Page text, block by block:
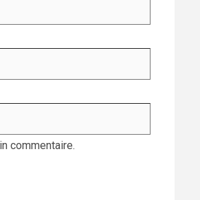
commentaire.